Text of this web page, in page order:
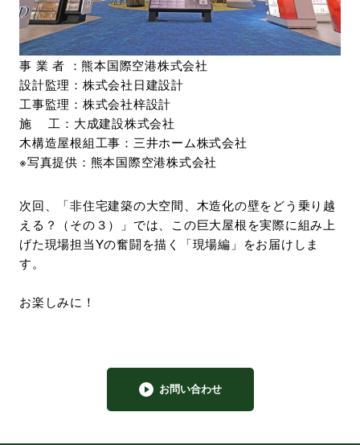
事 業 者 ：熊本国際空港株式会社
設計監理：株式会社日建設計
工事監理：株式会社梓設計
施 工：大成建設株式会社
木構造屋根組工事：三井ホーム株式会社
※写真提供：熊本国際空港株式会社
次回、「非住宅建築の大空間、木造化の壁をどう乗り越
える？（その３）」では、この巨大屋根を実際に組み上
げた現場担当Yの奮闘を描く「現場編」をお届けしま
す。
お楽しみに！
お問い合わせ